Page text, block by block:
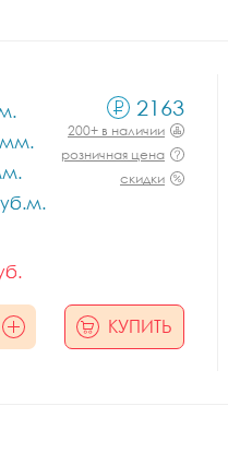
мм.
2163
200+ в наличии
розничная цена
скидки
КУПИТЬ